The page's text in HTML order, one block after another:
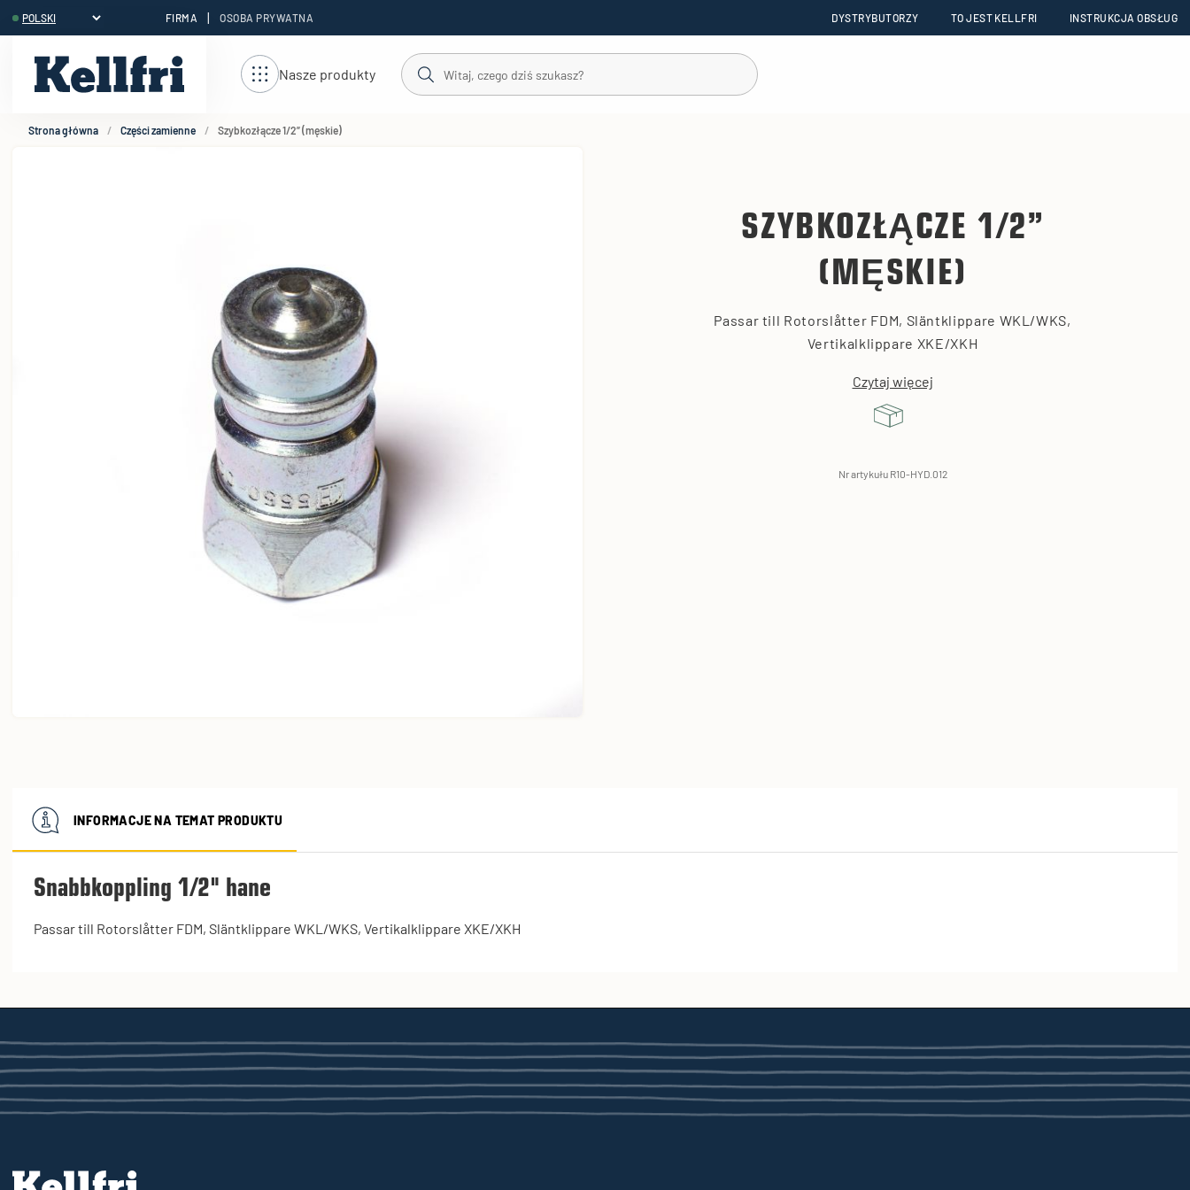
FIRMA | OSOBA PRYWATNA DYSTRYBUTORZY TO JEST KELLFRI INSTRUKCJA OBSŁUG
Nasze produkty
Strona główna Części zamienne Szybkozłącze 1/2” (męskie)
SZYBKOZŁĄCZE 1/2”
(MĘSKIE)
Passar till Rotorslåtter FDM, Släntklippare WKL/WKS,
Vertikalklippare XKE/XKH
Czytaj więcej
Nr artykułu R10-HYD.012
INFORMACJE NA TEMAT PRODUKTU
Snabbkoppling 1/2" hane
Passar till Rotorslåtter FDM, Släntklippare WKL/WKS, Vertikalklippare XKE/XKH